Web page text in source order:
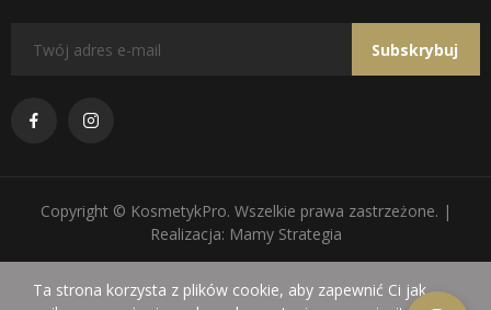
Subskrybuj
Copyright © KosmetykPro. Wszelkie prawa zastrzeżone. |
Realizacja: Mamy Strategia
Ta strona korzysta z plików cookie, aby zapewnić Ci jak